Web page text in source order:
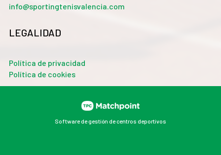
info@sportingtenisvalencia.com
LEGALIDAD
Política de privacidad
Política de cookies
Software de gestión de centros deportivos